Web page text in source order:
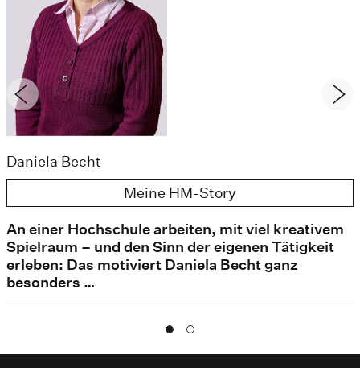
Daniela Becht
An einer Hochschule arbeiten, mit viel kreativem
Spielraum – und den Sinn der eigenen Tätigkeit
erleben: Das motiviert Daniela Becht ganz
besonders …
Meine HM-Story